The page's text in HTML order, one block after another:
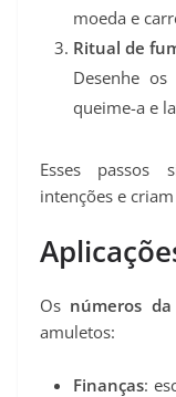
moeda e
Ritual de
Desenhe
queime-a e
Esses passos
intenções e
Os números
amuletos:
Finanças: